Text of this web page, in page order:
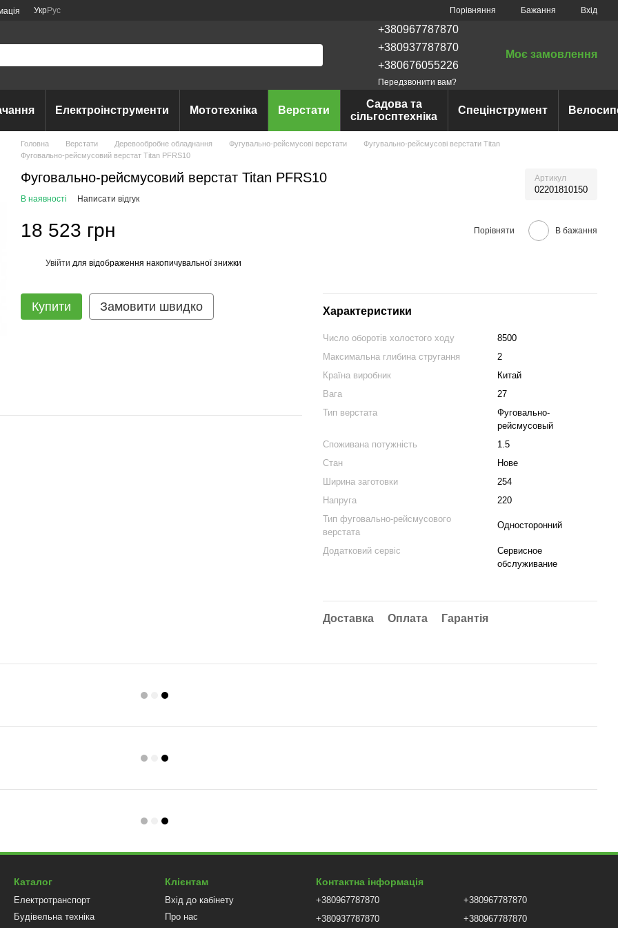
УкрРус Порівняння Бажання Вхід
+380967787870
+380937787870
+380676055226
Передзвонити вам?
Моє замовлення
Електроінструменти Мототехніка Верстати
Садова та
сільгосптехніка
Спецінструмент
Головна Верстати Деревообробне обладнання Фугувально-рейсмусові верстати
Фугувально-рейсмусові верстати Titan
Фуговально-рейсмусовий верстат Titan PFRS10
Фуговально-рейсмусовий верстат Titan PFRS10 Артикул
02201810150
В наявності Написати відгук
18 523 грн Порівняти В бажання
Увійти для відображення накопичувальної знижки
Купити Замовити швидко Характеристики
Число оборотів холостого ходу
8500
Максимальна глибина стругання
2
Країна виробник
Китай
Вага
27
Тип верстата
Фуговально-
рейсмусовый
Споживана потужність
1.5
Стан
Нове
Ширина заготовки
254
Напруга
220
Тип фуговально-рейсмусового
верстата
Односторонний
Додатковий сервіс
Сервисное
обслуживание
Доставка Оплата Гарантія
Каталог
Електротранспорт
Будівельна техніка
Клієнтам
Вхід до кабінету
Про нас
Контактна інформація
+380967787870
+380937787870
+380967787870
+380967787870